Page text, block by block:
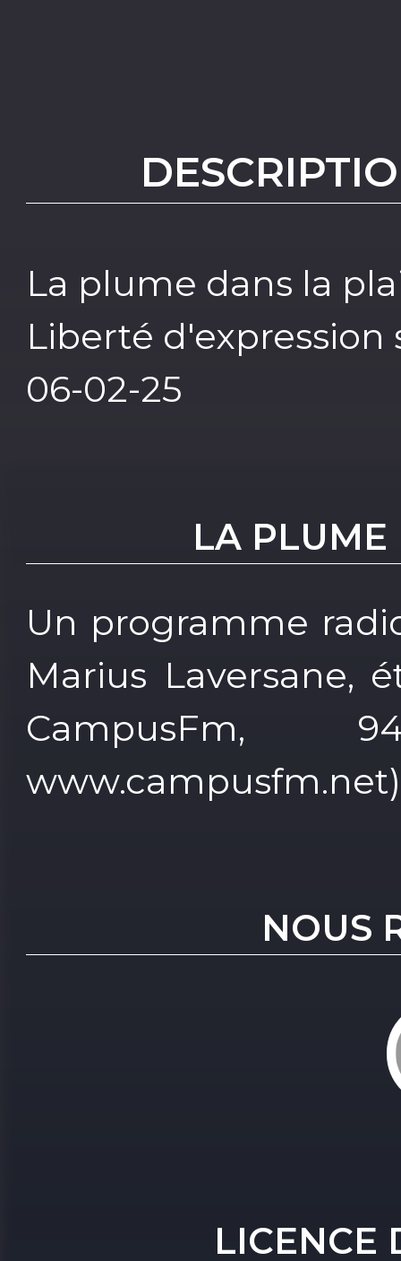
La plume dans la
Liberté
06-02-25
LA PLUME
Un programme
Marius Laversane,
CampusFm,
www.campusfm.net)
NOUS
LICENCE